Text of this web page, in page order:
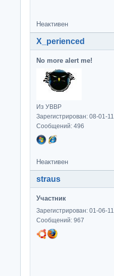
Неактивен
X_perienced
No more alert me!
Из УВВР
Зарегистрирован: 08-01-11
Сообщений: 496
Неактивен
straus
Участник
Зарегистрирован: 01-06-11
Сообщений: 967